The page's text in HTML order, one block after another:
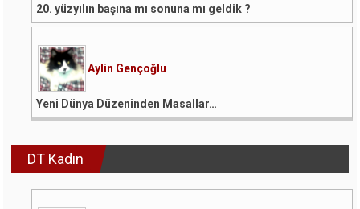
20. yüzyılın başına mı sonuna mı geldik ?
Aylin Gençoğlu
Yeni Dünya Düzeninden Masallar…
DT Kadın